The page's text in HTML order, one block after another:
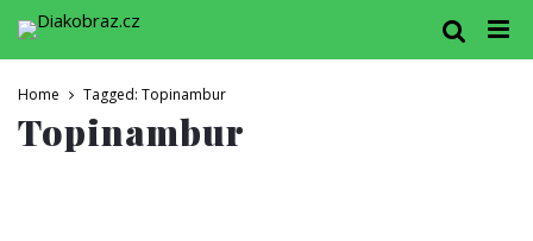
Home Tagged: Topinambur
Topinambur